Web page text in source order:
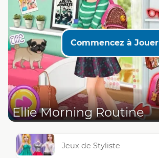
Commencez à Jouer
Ellie Morning Routine
Jeux de Styliste